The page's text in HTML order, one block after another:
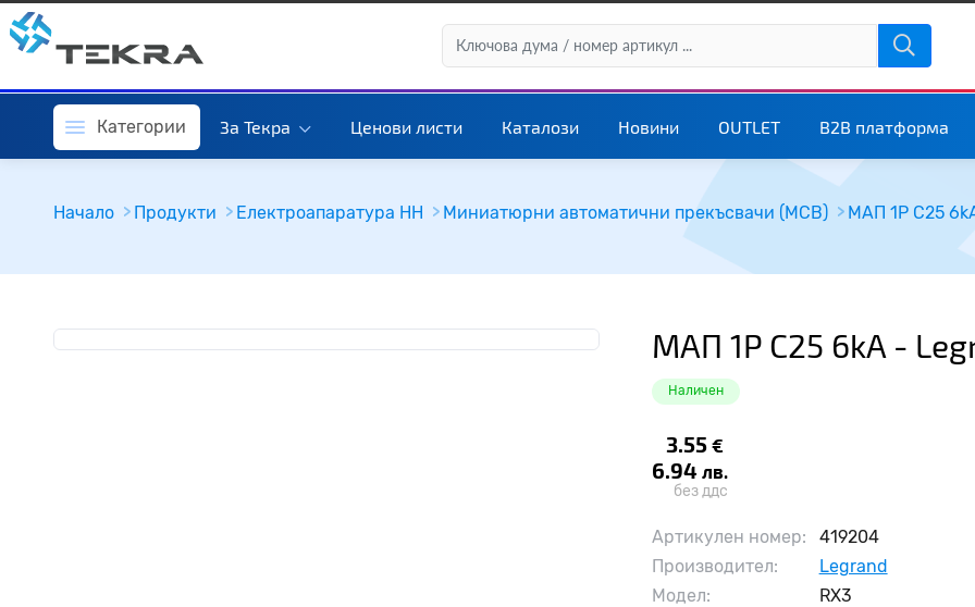
Категории За Текра Ценови листи Каталози Новини OUTLET B2B платформа
Начало Продукти Електроапаратура НН Миниатюрни автоматични прекъсвачи (MCB) МАП 1P C25
МАП 1P C25 6kA -
Наличен
3.55 €
6.94 лв.
без ддс
Артикулен номер:
419204
Производител:
Legrand
Модел:
RX3